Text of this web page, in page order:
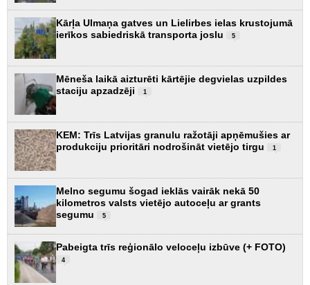
Kārļa Ulmaņa gatves un Lielirbes ielas krustojumā
ierīkos sabiedriskā transporta joslu
5
Mēneša laikā aizturēti kārtējie degvielas uzpildes
staciju apzadzēji
1
KEM: Trīs Latvijas granulu ražotāji apņēmušies ar
produkciju prioritāri nodrošināt vietējo tirgu
1
Melno segumu šogad ieklās vairāk nekā 50
kilometros valsts vietējo autoceļu ar grants
segumu
5
Pabeigta trīs reģionālo veloceļu izbūve (+ FOTO)
4